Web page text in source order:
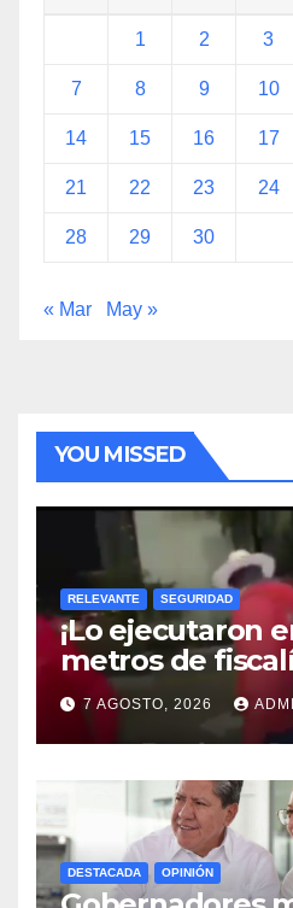
1 2 3
7 8 9 10
14 15 16 17
21 22 23 24
28 29 30
« Mar May »
YOU MISSED
RELEVANTE SEGURIDAD
¡Lo ejecutaron
metros de
7 AGOSTO, 2026
DESTACADA OPINIÓN